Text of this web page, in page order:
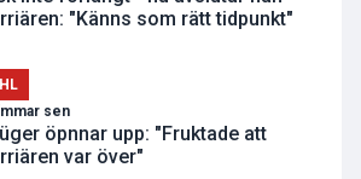
"Känns som rätt tidpunkt"
sen
öpnnar upp: "Fruktade att
var över"